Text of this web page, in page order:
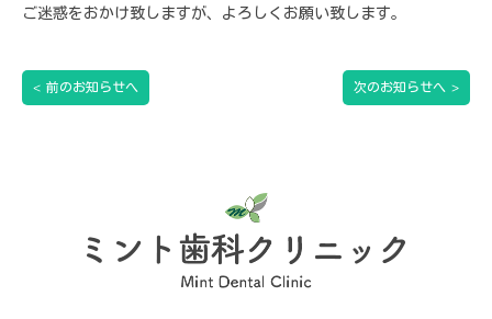
ご迷惑をおかけ致しますが、よろしくお願い致します。
< 前のお知らせへ 次のお知らせへ >